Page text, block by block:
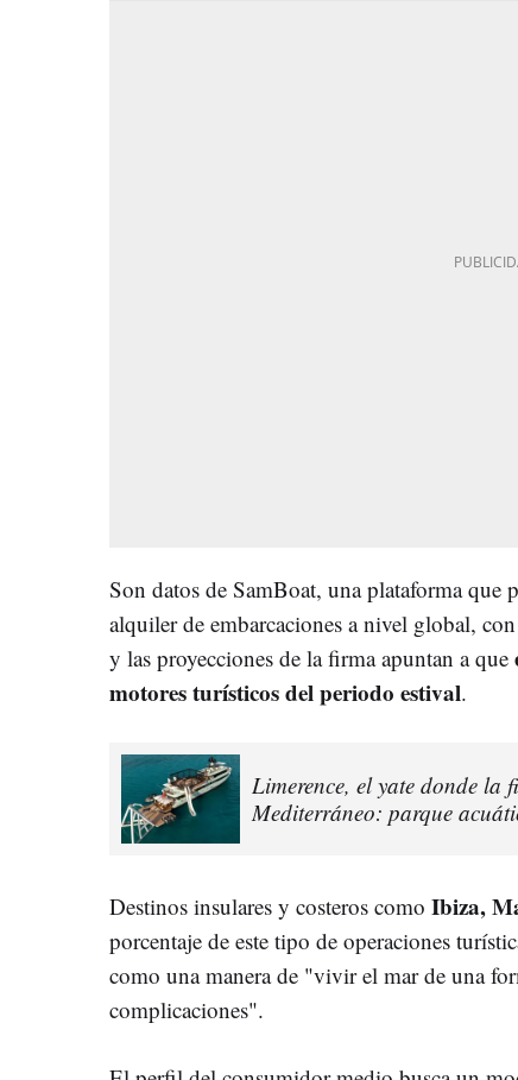
Son datos de SamBoat, una plataforma que
alquiler de embarcaciones a nivel global,
y las proyecciones de la firma apuntan a que
motores turísticos del periodo estival.
Limerence, el yate donde la
Mediterráneo: parque
Destinos insulares y costeros como Ibiza,
porcentaje de este tipo de operaciones
como una manera de "vivir el mar de una
complicaciones".